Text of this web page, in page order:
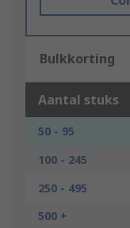
Bulkkorting
Aantal stuks
50 - 95
100 - 245
250 - 495
500 +